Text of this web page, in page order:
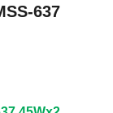
637